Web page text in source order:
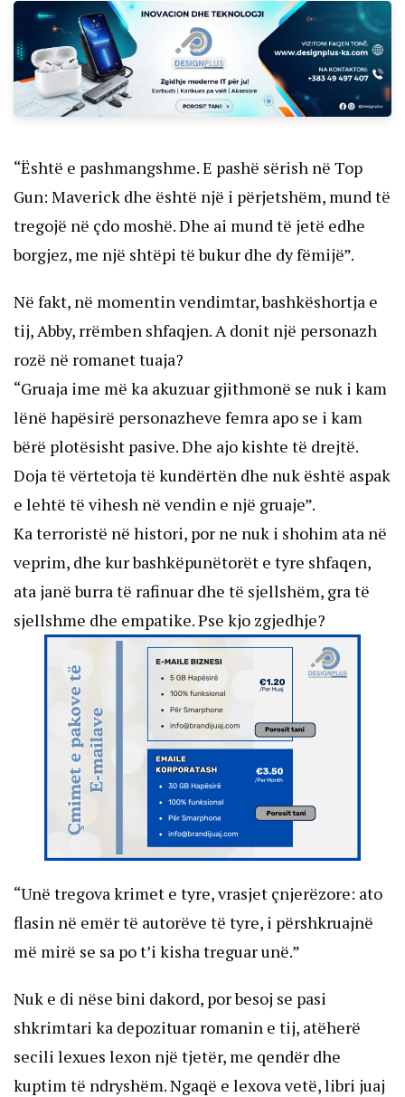
“Është e pashmangshme. E pashë sërish në Top
Gun: Maverick dhe është një i përjetshëm, mund të
tregojë në çdo moshë. Dhe ai mund të jetë edhe
borgjez, me një shtëpi të bukur dhe dy fëmijë”.
Në fakt, në momentin vendimtar, bashkëshortja e
tij, Abby, rrëmben shfaqjen. A donit një personazh
rozë në romanet tuaja?
“Gruaja ime më ka akuzuar gjithmonë se nuk i kam
lënë hapësirë ​​personazheve femra apo se i kam
bërë plotësisht pasive. Dhe ajo kishte të drejtë.
Doja të vërtetoja të kundërtën dhe nuk është aspak
e lehtë të vihesh në vendin e një gruaje”.
Ka terroristë në histori, por ne nuk i shohim ata në
veprim, dhe kur bashkëpunëtorët e tyre shfaqen,
ata janë burra të rafinuar dhe të sjellshëm, gra të
sjellshme dhe empatike. Pse kjo zgjedhje?
“Unë tregova krimet e tyre, vrasjet çnjerëzore: ato
flasin në emër të autorëve të tyre, i përshkruajnë
më mirë se sa po t’i kisha treguar unë.”
Nuk e di nëse bini dakord, por besoj se pasi
shkrimtari ka depozituar romanin e tij, atëherë
secili lexues lexon një tjetër, me qendër dhe
kuptim të ndryshëm. Ngaqë e lexova vetë, libri juaj